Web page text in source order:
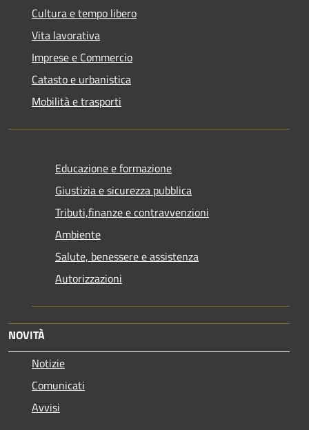
Cultura e tempo libero
Vita lavorativa
Imprese e Commercio
Catasto e urbanistica
Mobilità e trasporti
Educazione e formazione
Giustizia e sicurezza pubblica
Tributi,finanze e contravvenzioni
Ambiente
Salute, benessere e assistenza
Autorizzazioni
NOVITÀ
Notizie
Comunicati
Avvisi